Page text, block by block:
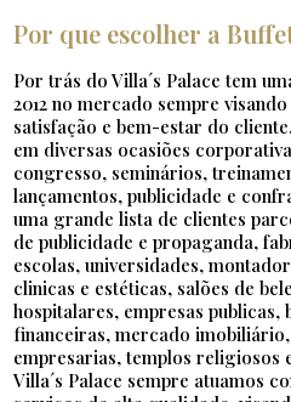
Por que escolher a
Por trás do Villa´s Palace tem
2012 no mercado sempre
satisfação e bem-estar do
em diversas ocasiões
congresso, seminários,
lançamentos, publicidade e
uma grande lista de clientes
de publicidade e propaganda,
escolas, universidades,
clinicas e estéticas, salões de
hospitalares, empresas publicas,
financeiras, mercado
empresarias, templos
Villa´s Palace sempre atuamos